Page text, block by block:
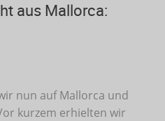
aus Mallorca:
nun auf Mallorca und
kurzem erhielten wir